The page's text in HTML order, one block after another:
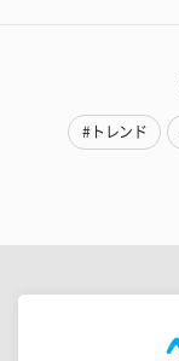
#トレンド